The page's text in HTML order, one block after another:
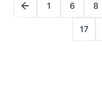
1 6 8
17